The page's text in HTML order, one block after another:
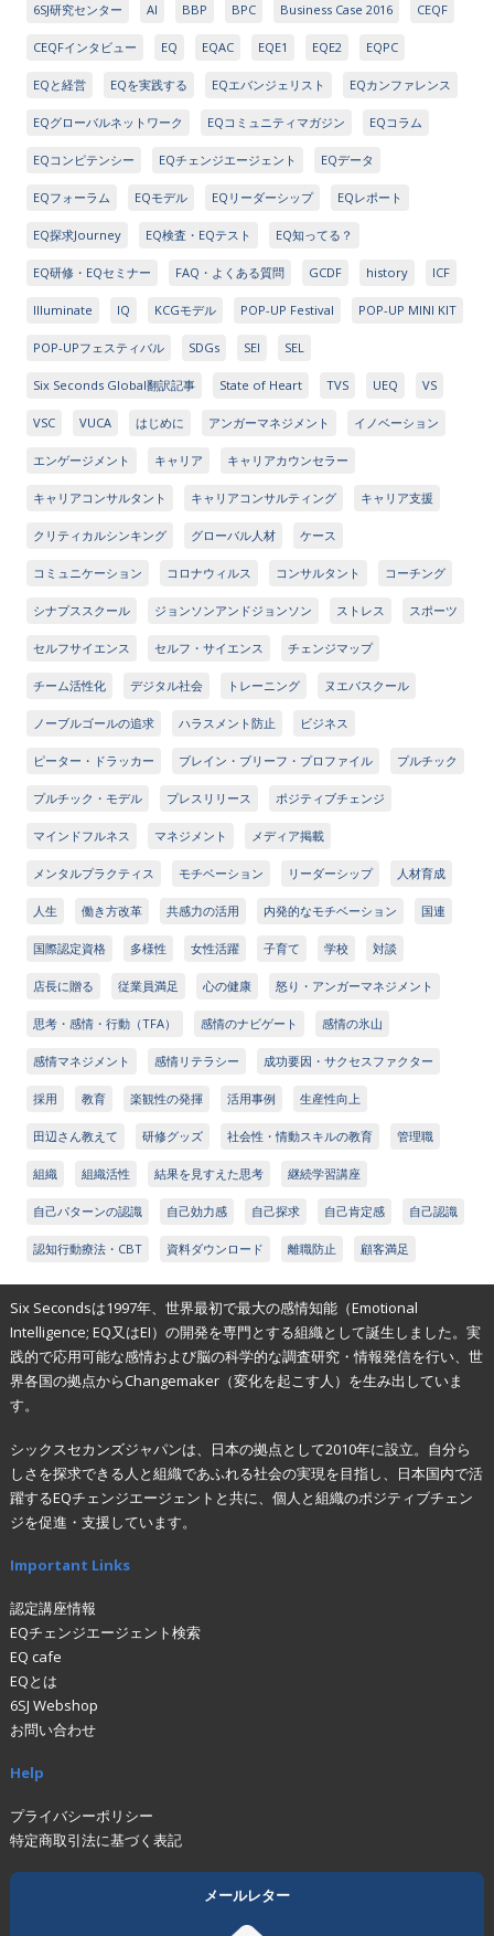
6SJ研究センター AI BBP BPC Business Case 2016 CEQF
CEQFインタビュー EQ EQAC EQE1 EQE2 EQPC
EQと経営 EQを実践する EQエバンジェリスト EQカンファレンス
EQグローバルネットワーク EQコミュニティマガジン EQコラム
EQコンピテンシー EQチェンジエージェント EQデータ
EQフォーラム EQモデル EQリーダーシップ EQレポート
EQ探求Journey EQ検査・EQテスト EQ知ってる？
EQ研修・EQセミナー FAQ・よくある質問 GCDF history ICF
Illuminate IQ KCGモデル POP-UP Festival POP-UP MINI KIT
POP-UPフェスティバル SDGs SEI SEL
Six Seconds Global翻訳記事 State of Heart TVS UEQ VS
VSC VUCA はじめに アンガーマネジメント イノベーション
エンゲージメント キャリア キャリアカウンセラー
キャリアコンサルタント キャリアコンサルティング キャリア支援
クリティカルシンキング グローバル人材 ケース
コミュニケーション コロナウィルス コンサルタント コーチング
シナプススクール ジョンソンアンドジョンソン ストレス スポーツ
セルフサイエンス セルフ・サイエンス チェンジマップ
チーム活性化 デジタル社会 トレーニング ヌエバスクール
ノーブルゴールの追求 ハラスメント防止 ビジネス
ピーター・ドラッカー ブレイン・ブリーフ・プロファイル プルチック
プルチック・モデル プレスリリース ポジティブチェンジ
マインドフルネス マネジメント メディア掲載
メンタルプラクティス モチベーション リーダーシップ 人材育成
人生 働き方改革 共感力の活用 内発的なモチベーション 国連
国際認定資格 多様性 女性活躍 子育て 学校 対談
店長に贈る 従業員満足 心の健康 怒り・アンガーマネジメント
思考・感情・行動（TFA） 感情のナビゲート 感情の氷山
感情マネジメント 感情リテラシー 成功要因・サクセスファクター
採用 教育 楽観性の発揮 活用事例 生産性向上
田辺さん教えて 研修グッズ 社会性・情動スキルの教育 管理職
組織 組織活性 結果を見すえた思考 継続学習講座
自己パターンの認識 自己効力感 自己探求 自己肯定感 自己認識
認知行動療法・CBT 資料ダウンロード 離職防止 顧客満足
Six Secondsは1997年、世界最初で最大の感情知能（Emotional
Intelligence; EQ又はEI）の開発を専門とする組織として誕生しました。実
践的で応用可能な感情および脳の科学的な調査研究・情報発信を行い、世
界各国の拠点からChangemaker（変化を起こす人）を生み出していま
す。
シックスセカンズジャパンは、日本の拠点として2010年に設立。自分ら
しさを探求できる人と組織であふれる社会の実現を目指し、日本国内で活
躍するEQチェンジエージェントと共に、個人と組織のポジティブチェン
ジを促進・支援しています。
Important Links
認定講座情報
EQチェンジエージェント検索
EQ cafe
EQとは
6SJ Webshop
お問い合わせ
Help
プライバシーポリシー
特定商取引法に基づく表記
メールレター